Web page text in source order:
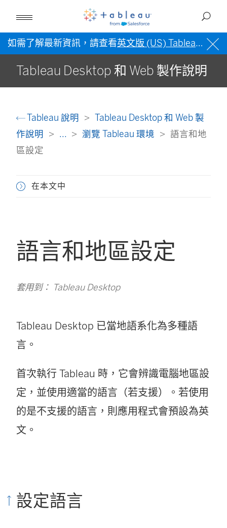
如需了解最新資訊，請查看英文版 (US) Tableau 說明
Tableau Desktop 和 Web 製作說明
Tableau 說明
Tableau Desktop 和 Web 製
作說明
... 瀏覽 Tableau 環境
語言和地
區設定
在本文中
語言和地區設定
套用到： Tableau Desktop
Tableau Desktop 已當地語系化為多種語
言。
首次執行 Tableau 時，它會辨識電腦地區設
定，並使用適當的語言（若支援）。若使用
的是不支援的語言，則應用程式會預設為英
文。
設定語言